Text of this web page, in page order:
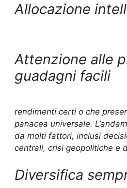
Allocazione
Attenzione alle
guadagni facili
rendimenti certi o che
panacea universale.
da molti fattori, inclusi
centrali, crisi geopolitiche e
Diversifica